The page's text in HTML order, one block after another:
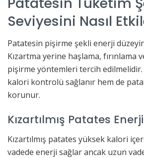
Seviyesini Nasıl
Patatesin pişirme şekli enerji
Kızartma yerine haşlama, fırınlama
pişirme yöntemleri tercih edilmelidir.
kalori kontrolü sağlanır hem de
korunur.
Kızartılmış Patates
Kızartılmış patates yüksek kalori
vadede enerji sağlar ancak uzun